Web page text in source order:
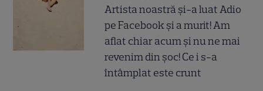
Artista noastră și-a luat Adio
pe Facebook și a murit! Am
aflat chiar acum și nu ne mai
revenim din șoc! Ce i s-a
întâmplat este crunt